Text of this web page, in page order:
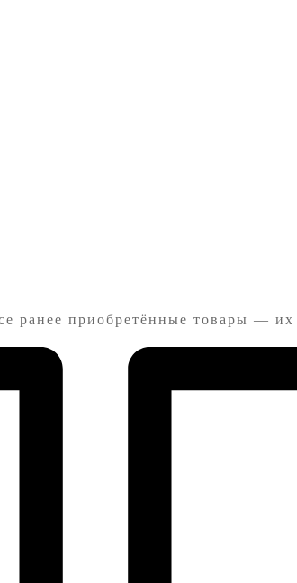
ранее приобретённые товары —